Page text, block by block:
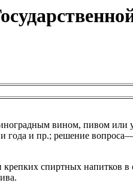
вином, пивом или
года и пр.; решение
спиртных напитков